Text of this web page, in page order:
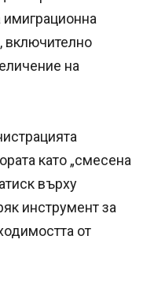
имиграционна
включително
на
като „смесена
върху
инструмент за
от